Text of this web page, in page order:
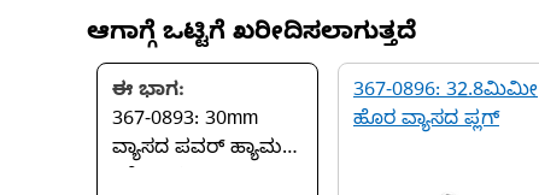
ಆಗಾಗ್ಗೆ ಒಟ್ಟಿಗೆ ಖರೀದಿಸಲಾಗುತ್ತದೆ
ಈ ಭಾಗ:
367-0893: 30mm
ವ್ಯಾಸದ ಪವರ್ ಹ್ಯಾಮರ್
367-0896: 32.8ಮಿಮೀ
ಹೊರ ವ್ಯಾಸದ ಪ್ಲಗ್